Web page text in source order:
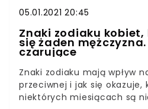
05.01.2021 20:45
Znaki zodiaku
się żaden
czarujące
Znaki zodiaku mają wpływ
przeciwnej i jak się okazuje,
niektórych miesiącach są